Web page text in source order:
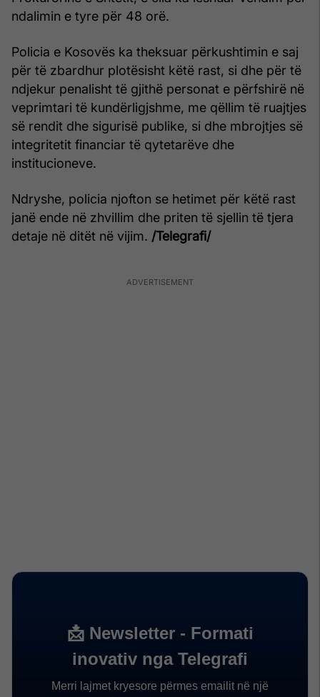
ndalimin e tyre për 48 orë.
Policia e Kosovës ka theksuar përkushtimin e saj
për të zbardhur plotësisht këtë rast, si dhe për të
ndjekur penalisht të gjithë personat e përfshirë në
veprimtari të kundërligjshme, me qëllim të ruajtjes
së rendit dhe sigurisë publike, si dhe mbrojtjes së
integritetit financiar të qytetarëve dhe
institucioneve.
Ndryshe, policia njofton se hetimet për këtë rast
janë ende në zhvillim dhe priten të sjellin të tjera
detaje në ditët në vijim. /Telegrafi/